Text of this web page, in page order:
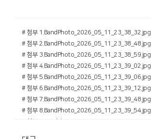
# 첨부 1.BandPhoto_2026_05_11_23_38_32.jpg
# 첨부 2.BandPhoto_2026_05_11_23_38_48.jpg
# 첨부 3.BandPhoto_2026_05_11_23_38_59.jpg
# 첨부 4.BandPhoto_2026_05_11_23_39_02.jpg
# 첨부 5.BandPhoto_2026_05_11_23_39_06.jpg
# 첨부 6.BandPhoto_2026_05_11_23_39_12.jpg
# 첨부 7.BandPhoto_2026_05_11_23_39_48.jpg
# 첨부 8.BandPhoto_2026_05_11_23_39_54.jpg